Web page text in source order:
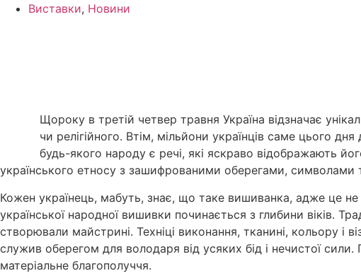
Виставки, Новини
Щороку в третій четвер травня Україна відзначає
чи релігійного. Втім, мільйони українців саме цього
будь-якого народу є речі, які яскраво відображають
українського етносу з зашифрованими оберегами, символами
Кожен українець, мабуть, знає, що таке вишиванка, адже це
української народної вишивки починається з глибини віків.
створювали майстрині. Техніці виконання, тканині, кольору
служив оберегом для володаря від усяких бід і нечистої
матеріальне благополуччя.